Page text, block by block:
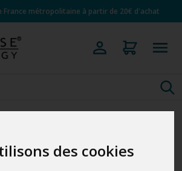
des cookies
France métropolitaine à partir de 20€ d'achat